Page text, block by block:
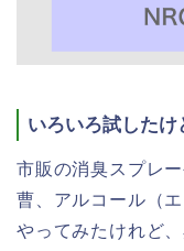
いろいろ試した
市販の消臭スプレ
曹、アルコール（
やってみたけれど